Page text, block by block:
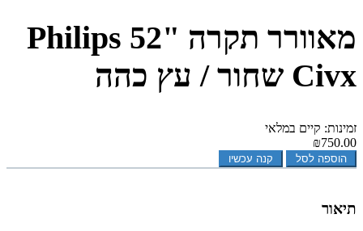
מאוורר תקרה "52 Philips
Civx שחור / עץ כהה
זמינות: קיים במלאי
₪750.00
הוספה לסל קנה עכשיו
תיאור